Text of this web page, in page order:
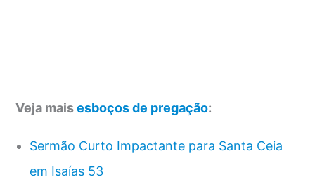
Veja maisesboços de pregação:
Sermão Curto Impactante para Santa Ceia
em Isaías 53